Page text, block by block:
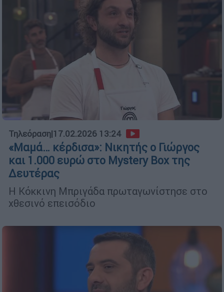
Τηλεόραση|17.02.2026 13:24
«Μαμά… κέρδισα»: Νικητής ο Γιώργος
και 1.000 ευρώ στο Mystery Box της
Δευτέρας
Η Κόκκινη Μπριγάδα πρωταγωνίστησε στο
χθεσινό επεισόδιο